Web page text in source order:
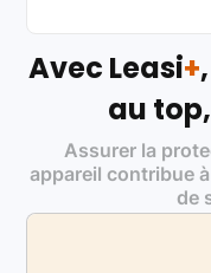
Avec Leasi+
au
Assurer la
appareil contribue
de